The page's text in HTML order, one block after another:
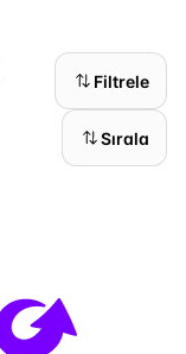
Filtrele
Sırala